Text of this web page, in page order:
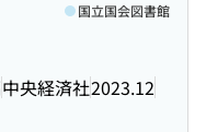
中央経済社2023.12
国立国会図書館